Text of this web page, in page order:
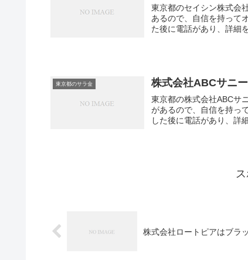
東京都のセイシン株式会
あるので、自信を持って
た後に電話があり、詳細
東京都のサラ金 株式会社ABCサニ
東京都の株式会社ABCサ
があるので、自信を持っ
した後に電話があり、詳
株式会社ロートピアはブラ